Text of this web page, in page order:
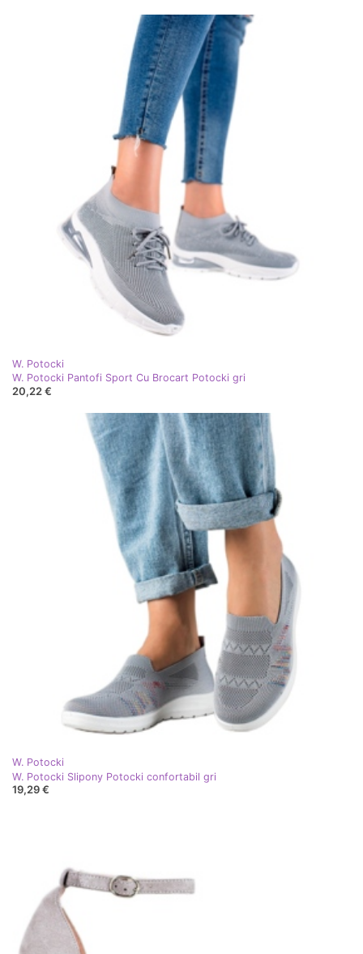
W. Potocki
W. Potocki Pantofi Sport Cu Brocart Potocki gri
20,22 €
W. Potocki
W. Potocki Slipony Potocki confortabil gri
19,29 €